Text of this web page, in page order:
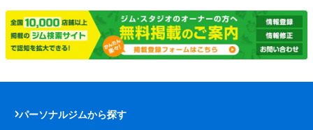
パーソナルジムから探す